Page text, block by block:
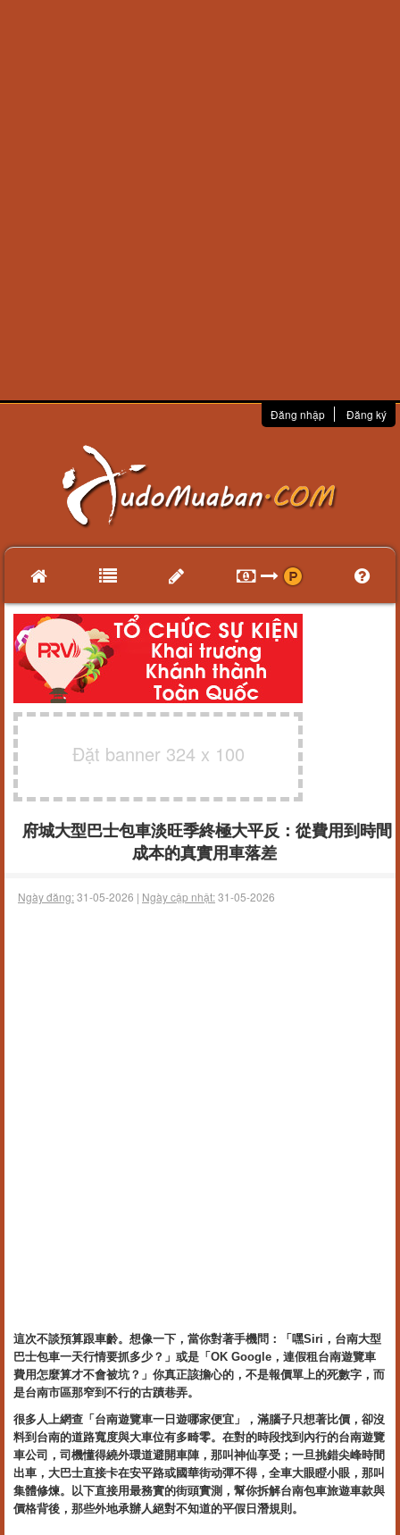
Đăng nhập Đăng ký
Đặt banner 324 x 100
府城大型巴士包車淡旺季終極大平反：從費用到時間
成本的真實用車落差
Ngày đăng:31-05-2026 | Ngày cập nhật:31-05-2026
這次不談預算跟車齡。想像一下，當你對著手機問：「嘿Siri，台南大型
巴士包車一天行情要抓多少？」或是「OK Google，連假租台南遊覽車
費用怎麼算才不會被坑？」你真正該擔心的，不是報價單上的死數字，而
是台南市區那窄到不行的古蹟巷弄。
很多人上網查「台南遊覽車一日遊哪家便宜」，滿腦子只想著比價，卻沒
料到台南的道路寬度與大車位有多畸零。在對的時段找到內行的台南遊覽
車公司，司機懂得繞外環道避開車陣，那叫神仙享受；一旦挑錯尖峰時間
出車，大巴士直接卡在安平路或國華街动彈不得，全車大眼瞪小眼，那叫
集體修煉。以下直接用最務實的街頭實測，幫你拆解台南包車旅遊車款與
價格背後，那些外地承辦人絕對不知道的平假日潛規則。